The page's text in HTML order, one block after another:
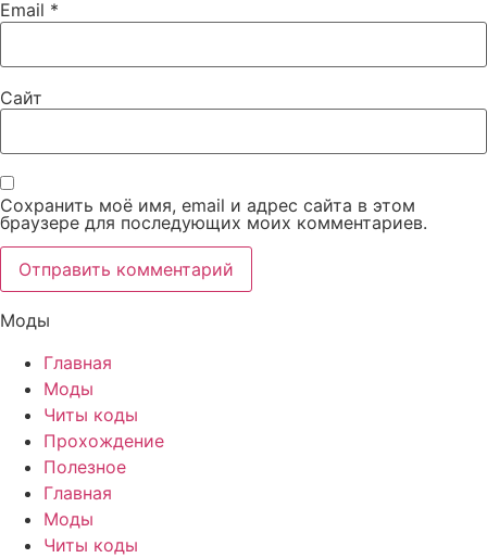
Email *
Сайт
Сохранить моё имя, email и адрес сайта в этом
браузере для последующих моих комментариев.
Моды
Главная
Моды
Читы коды
Прохождение
Полезное
Главная
Моды
Читы коды